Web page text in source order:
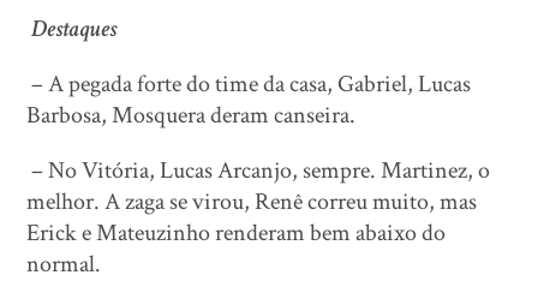
Destaques
– A pegada forte do time da casa, Gabriel, Lucas
Barbosa, Mosquera deram canseira.
– No Vitória, Lucas Arcanjo, sempre. Martinez, o
melhor. A zaga se virou, Renê correu muito, mas
Erick e Mateuzinho renderam bem abaixo do
normal.